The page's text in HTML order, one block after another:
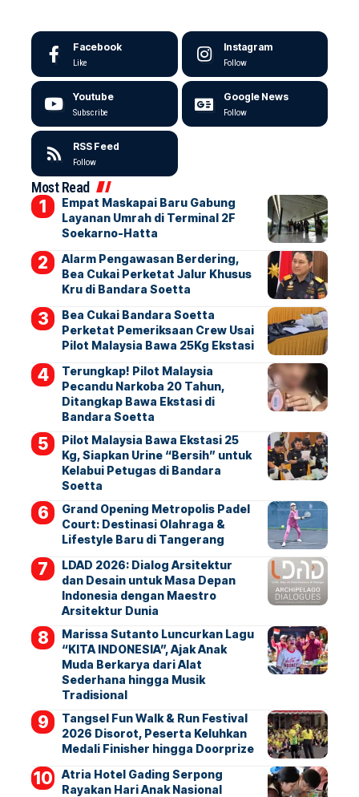
Facebook
Like
Instagram
Follow
Youtube
Subscribe
Google News
Follow
RSS Feed
Follow
Most Read
Empat Maskapai Baru Gabung
Layanan Umrah di Terminal 2F
Soekarno-Hatta
Alarm Pengawasan Berdering,
Bea Cukai Perketat Jalur Khusus
Kru di Bandara Soetta
Bea Cukai Bandara Soetta
Perketat Pemeriksaan Crew Usai
Pilot Malaysia Bawa 25Kg Ekstasi
Terungkap! Pilot Malaysia
Pecandu Narkoba 20 Tahun,
Ditangkap Bawa Ekstasi di
Bandara Soetta
Pilot Malaysia Bawa Ekstasi 25
Kg, Siapkan Urine “Bersih” untuk
Kelabui Petugas di Bandara
Soetta
Grand Opening Metropolis Padel
Court: Destinasi Olahraga &
Lifestyle Baru di Tangerang
LDAD 2026: Dialog Arsitektur
dan Desain untuk Masa Depan
Indonesia dengan Maestro
Arsitektur Dunia
Marissa Sutanto Luncurkan Lagu
“KITA INDONESIA”, Ajak Anak
Muda Berkarya dari Alat
Sederhana hingga Musik
Tradisional
Tangsel Fun Walk & Run Festival
2026 Disorot, Peserta Keluhkan
Medali Finisher hingga Doorprize
Atria Hotel Gading Serpong
Rayakan Hari Anak Nasional